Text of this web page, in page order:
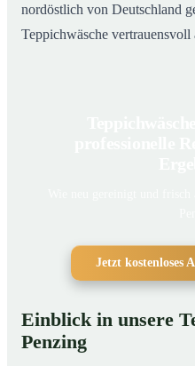
nordöstlich von Deutschland
Teppichwäsche vertrauensvoll
Jetzt kostenloses
Einblick in unsere
Penzing